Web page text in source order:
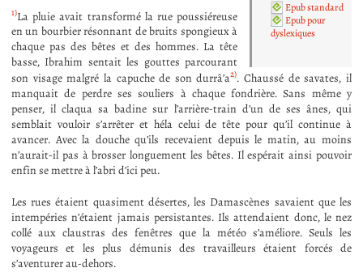
Epub standard
Epub pour
dyslexiques
1)La pluie avait transformé la rue poussiéreuse
en un bourbier résonnant de bruits spongieux à
chaque pas des bêtes et des hommes. La tête
basse, Ibrahim sentait les gouttes parcourant
son visage malgré la capuche de son durrâ’a2). Chaussé de savates, il
manquait de perdre ses souliers à chaque fondrière. Sans même y
penser, il claqua sa badine sur l’arrière-train d’un de ses ânes, qui
semblait vouloir s’arrêter et héla celui de tête pour qu’il continue à
avancer. Avec la douche qu’ils recevaient depuis le matin, au moins
n’aurait-il pas à brosser longuement les bêtes. Il espérait ainsi pouvoir
enfin se mettre à l’abri d’ici peu.
Les rues étaient quasiment désertes, les Damascènes savaient que les
intempéries n’étaient jamais persistantes. Ils attendaient donc, le nez
collé aux claustras des fenêtres que la météo s’améliore. Seuls les
voyageurs et les plus démunis des travailleurs étaient forcés de
s’aventurer au-dehors.